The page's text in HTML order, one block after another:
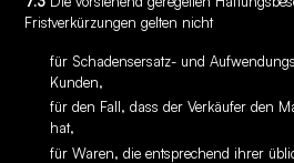
Fristverkürzungen gelten nicht
für Schadensersatz- und
Kunden,
für den Fall, dass der Verkäufer den
hat,
für Waren, die entsprechend ihrer